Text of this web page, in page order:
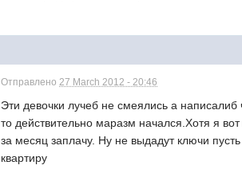
Отправлено 27 March 2012 - 20:46
Эти девочки лучеб не смеялись а
то действительно маразм начался.Хотя я
за месяц заплачу. Ну не выдадут ключи
квартиру